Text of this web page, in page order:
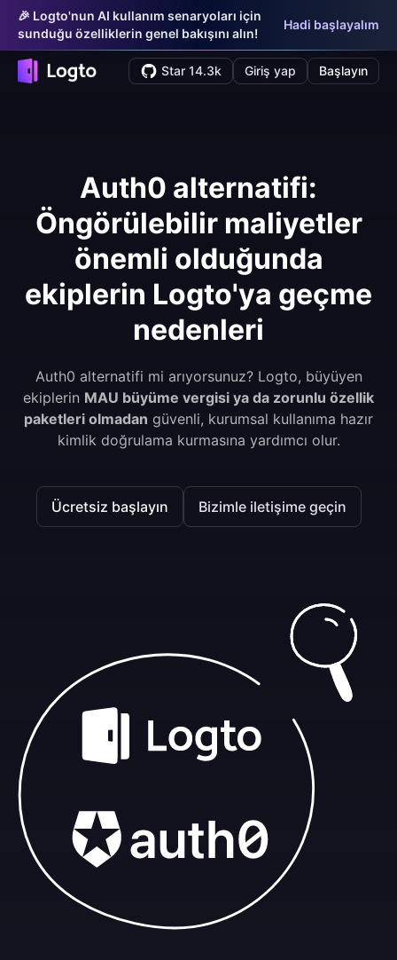
🎉 Logto'nun AI kullanım senaryoları için
sunduğu özelliklerin genel bakışını alın!
Hadi başlayalım
Star 14.3k Giriş yap Başlayın
Auth0 alternatifi:
Öngörülebilir maliyetler
önemli olduğunda
ekiplerin Logto'ya geçme
nedenleri
Auth0 alternatifi mi arıyorsunuz? Logto, büyüyen
ekiplerin MAU büyüme vergisi ya da zorunlu özellik
paketleri olmadan güvenli, kurumsal kullanıma hazır
kimlik doğrulama kurmasına yardımcı olur.
Ücretsiz başlayın Bizimle iletişime geçin